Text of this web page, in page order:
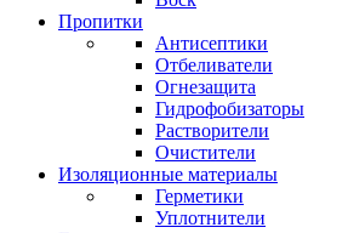
Пропитки
Антисептики
Отбеливатели
Огнезащита
Гидрофобизаторы
Растворители
Очистители
Изоляционные материалы
Герметики
Уплотнители